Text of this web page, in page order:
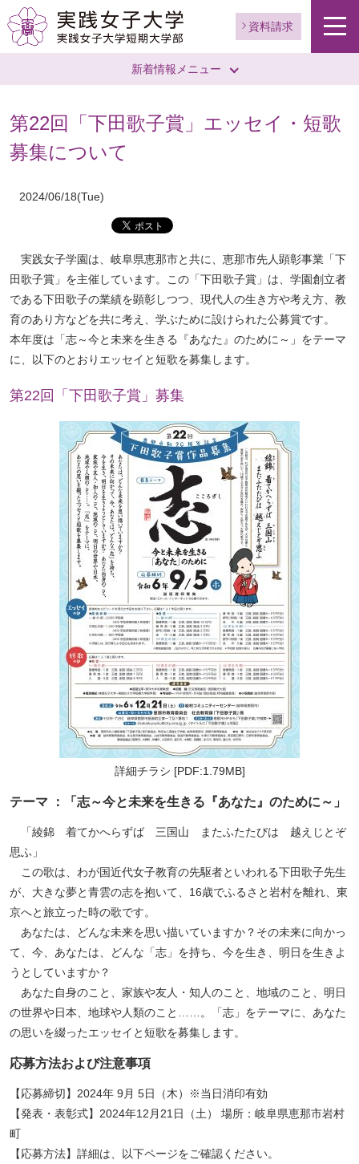
資料請求
新着情報メニュー
第22回「下田歌子賞」エッセイ・短歌
募集について
2024/06/18(Tue)
実践女子学園は、岐阜県恵那市と共に、恵那市先人顕彰事業「下
田歌子賞」を主催しています。この「下田歌子賞」は、学園創立者
である下田歌子の業績を顕彰しつつ、現代人の生き方や考え方、教
育のあり方などを共に考え、学ぶために設けられた公募賞です。
本年度は「志～今と未来を生きる『あなた』のために～」をテーマ
に、以下のとおりエッセイと短歌を募集します。
第22回「下田歌子賞」募集
詳細チラシ [PDF:1.79MB]
テーマ ：「志～今と未来を生きる『あなた』のために～」
「綾錦 着てかへらずば 三国山 またふたたびは 越えじとぞ
思ふ」
この歌は、わが国近代女子教育の先駆者といわれる下田歌子先生
が、大きな夢と青雲の志を抱いて、16歳でふるさと岩村を離れ、東
京へと旅立った時の歌です。
あなたは、どんな未来を思い描いていますか？その未来に向かっ
て、今、あなたは、どんな「志」を持ち、今を生き、明日を生きよ
うとしていますか？
あなた自身のこと、家族や友人・知人のこと、地域のこと、明日
の世界や日本、地球や人類のこと……。「志」をテーマに、あなた
の思いを綴ったエッセイと短歌を募集します。
応募方法および注意事項
【応募締切】2024年 9月 5日（木）※当日消印有効
【発表・表彰式】2024年12月21日（土） 場所：岐阜県恵那市岩村
町
【応募方法】詳細は、以下ページをご確認ください。